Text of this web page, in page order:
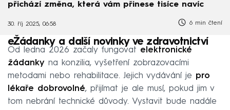
přichází změna, která vám přinese tisíce navíc
30. říj 2025, 06:58 6 min čtení
eŽádanky a další novinky ve zdravotnictví
Od ledna 2026 začaly fungovat elektronické
žádanky na konzilia, vyšetření zobrazovacími
metodami nebo rehabilitace. Jejich vydávání je pro
lékaře dobrovolné, přijímat je ale musí, pokud jim v
tom nebrání technické důvody. Vystavit bude nadále